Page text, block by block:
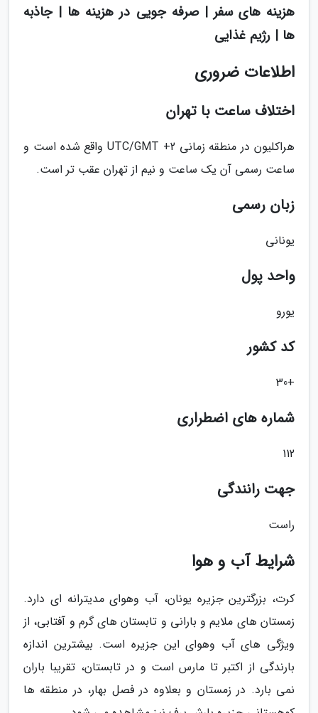
هزینه های سفر | صرفه جویی در هزینه ها | جاذبه
ها | رژیم غذایی
اطلاعات ضروری
اختلاف ساعت با تهران
هراکلیون در منطقه زمانی UTC/GMT +2 واقع شده است و
ساعت رسمی آن یک ساعت و نیم از تهران عقب تر است.
زبان رسمی
یونانی
واحد پول
یورو
کد کشور
+30
شماره های اضطراری
112
جهت رانندگی
راست
شرایط آب و هوا
کرت، بزرگترین جزیره یونان، آب وهوای مدیترانه ای دارد.
زمستان های ملایم و بارانی و تابستان های گرم و آفتابی، از
ویژگی های آب وهوای این جزیره است. بیشترین اندازه
بارندگی از اکتبر تا مارس است و در تابستان، تقریبا باران
نمی بارد. در زمستان و بعلاوه در فصل بهار، در منطقه ها